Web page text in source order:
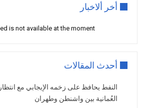
أخر ألاخبار
is not available at the moment.
أحدث المقالات
النفط يحافظ على زخمه الإيجابي مع
العُمانية بين واشنطن وطهران